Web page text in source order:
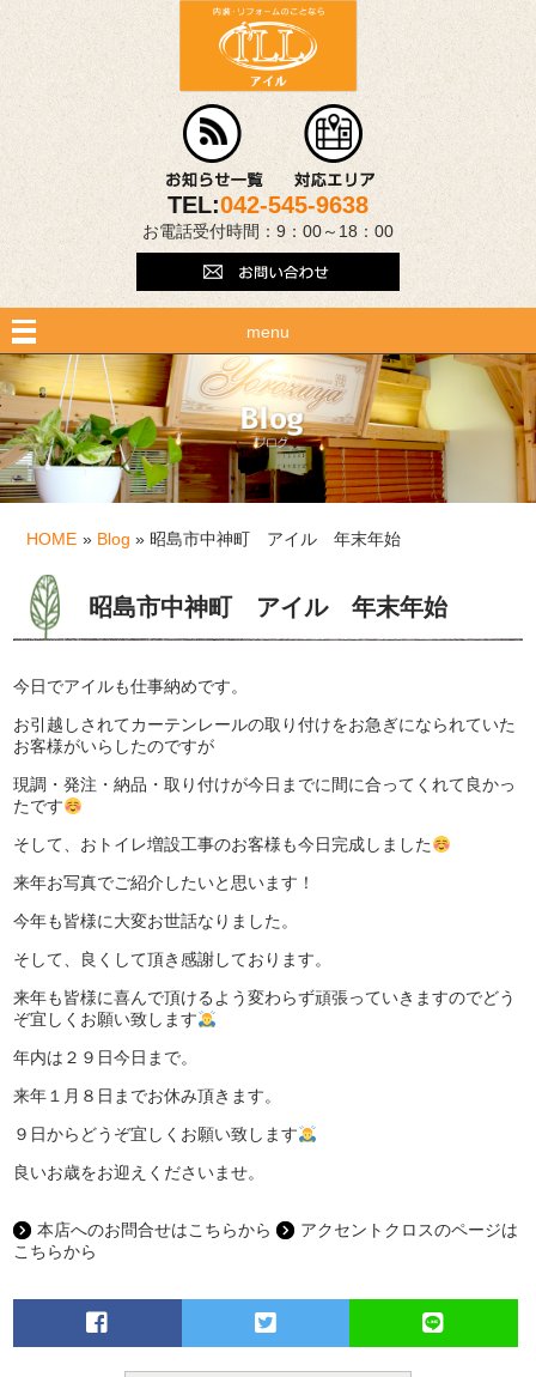
TEL:042-545-9638
お電話受付時間：9：00～18：00
menu
HOME » Blog » 昭島市中神町 アイル 年末年始
昭島市中神町 アイル 年末年始
今日でアイルも仕事納めです。
お引越しされてカーテンレールの取り付けをお急ぎになられていた
お客様がいらしたのですが
現調・発注・納品・取り付けが今日までに間に合ってくれて良かっ
たです
そして、おトイレ増設工事のお客様も今日完成しました
来年お写真でご紹介したいと思います！
今年も皆様に大変お世話なりました。
そして、良くして頂き感謝しております。
来年も皆様に喜んで頂けるよう変わらず頑張っていきますのでどう
ぞ宜しくお願い致します
年内は２９日今日まで。
来年１月８日までお休み頂きます。
９日からどうぞ宜しくお願い致します
良いお歳をお迎えくださいませ。
本店へのお問合せはこちらから
アクセントクロスのページは
こちらから